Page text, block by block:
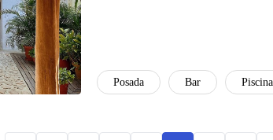
Posada Bar Piscina